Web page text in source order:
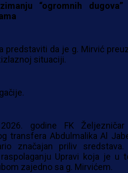
“ogromnih dugova”
predstaviti da je g. Mirvić
situaciji.
godine FK
transfera Abdulmalika Al
značajan priliv sredstava.
Upravi koja je u
zajedno sa g. Mirvićem.